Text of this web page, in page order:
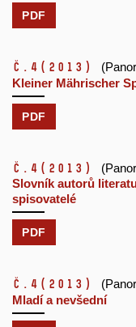
PDF
č.4 (2013)
Kleiner Mährischer
PDF
č.4 (2013)
Slovník autorů
spisovatelé
PDF
č.4 (2013)
Mladí a nevšední